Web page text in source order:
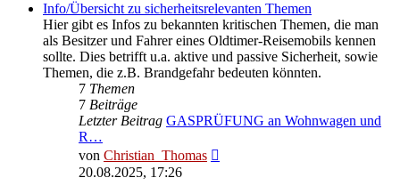
Info/Übersicht zu sicherheitsrelevanten Themen
Hier gibt es Infos zu bekannten kritischen Themen, die man
als Besitzer und Fahrer eines Oldtimer-Reisemobils kennen
sollte. Dies betrifft u.a. aktive und passive Sicherheit, sowie
Themen, die z.B. Brandgefahr bedeuten könnten.
7 Themen
7 Beiträge
Letzter Beitrag GASPRÜFUNG an Wohnwagen und
R…
von Christian_Thomas
20.08.2025, 17:26